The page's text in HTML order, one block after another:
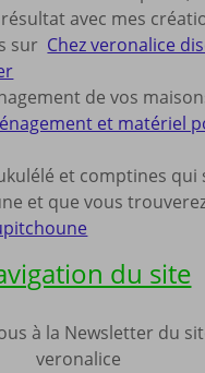
avec mes
sur Chez veronalice
de vos
et matériel
et comptines qui
et que vous
du site
à la Newsletter du
veronalice